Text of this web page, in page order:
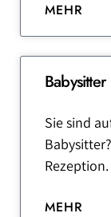
MEHR
Babysitter
Sie sind
Rezeption.
MEHR